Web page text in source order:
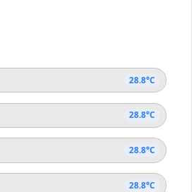
28.8°C
28.8°C
28.8°C
28.8°C